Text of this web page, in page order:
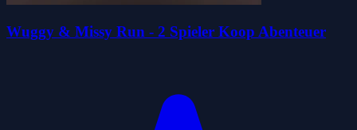
Wuggy & Missy Run - 2 Spieler Koop Abenteuer